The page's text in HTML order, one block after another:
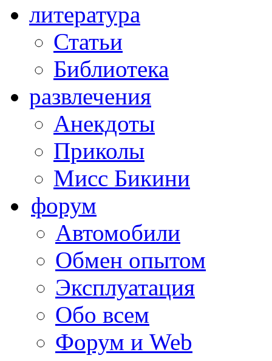
литература
Статьи
Библиотека
развлечения
Анекдоты
Приколы
Мисс Бикини
форум
Автомобили
Обмен опытом
Эксплуатация
Обо всем
Форум и Web